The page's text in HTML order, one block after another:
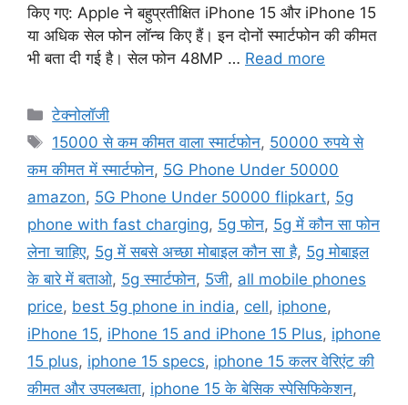
किए गए: Apple ने बहुप्रतीक्षित iPhone 15 और iPhone 15
या अधिक सेल फोन लॉन्च किए हैं। इन दोनों स्मार्टफोन की कीमत
भी बता दी गई है। सेल फोन 48MP … Read more
Categories
टेक्नोलॉजी
Tags
15000 से कम कीमत वाला स्मार्टफोन, 50000 रुपये से
कम कीमत में स्मार्टफोन, 5G Phone Under 50000
amazon, 5G Phone Under 50000 flipkart, 5g
phone with fast charging, 5g फोन, 5g में कौन सा फोन
लेना चाहिए, 5g में सबसे अच्छा मोबाइल कौन सा है, 5g मोबाइल
के बारे में बताओ, 5g स्मार्टफोन, 5जी, all mobile phones
price, best 5g phone in india, cell, iphone,
iPhone 15, iPhone 15 and iPhone 15 Plus, iphone
15 plus, iphone 15 specs, iphone 15 कलर वेरिएंट की
कीमत और उपलब्धता, iphone 15 के बेसिक स्पेसिफिकेशन,